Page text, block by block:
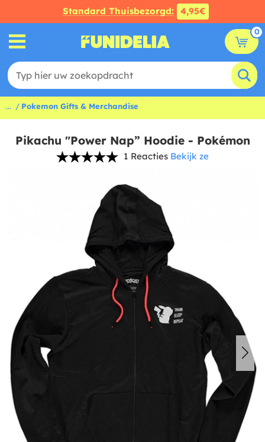
Standard Thuisbezorgd: 4,95€
0
... Pokemon Gifts & Merchandise
Pikachu "Power Nap” Hoodie - Pokémon
1 Reacties Bekijk ze